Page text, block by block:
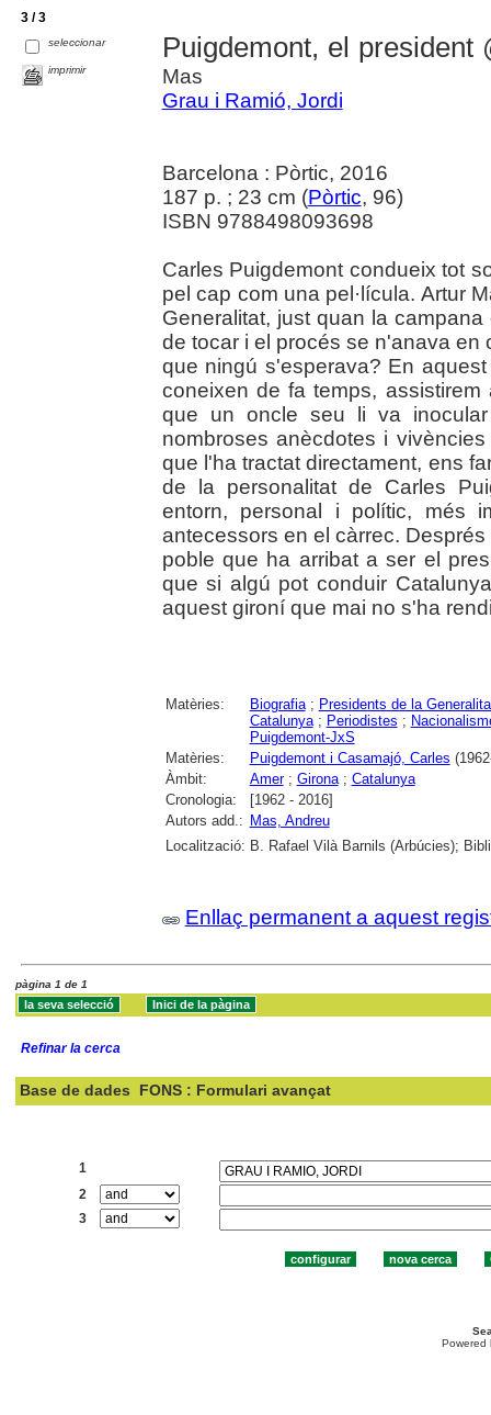
3 / 3
seleccionar
imprimir
Puigdemont, el president
Mas
Grau i Ramió, Jordi
Barcelona : Pòrtic, 2016
187 p. ; 23 cm (Pòrtic, 96)
ISBN 9788498093698
Carles Puigdemont condueix tot
pel cap com una pel·lícula. Artur
Generalitat, just quan la
de tocar i el procés se n'anava en
que ningú s'esperava? En
coneixen de fa temps,
que un oncle seu li va
nombroses anècdotes i
que l'ha tractat directament, ens
de la personalitat de Carles
entorn, personal i polític, més
antecessors en el càrrec.
poble que ha arribat a ser el
que si algú pot conduir
aquest gironí que mai no s'ha
Matèries: Biografia; Presidents de la
Catalunya; Periodistes ;
Puigdemont-JxS
Matèries:
Puigdemont i Casamajó, Carles
Àmbit:
Amer; Girona; Catalunya
Cronologia:
[1962 - 2016]
Autors add.: Mas, Andreu
Localització: B. Rafael Vilà Barnils (Arbúcies);
Enllaç permanent a aquest
pàgina 1 de 1
Refinar la cerca
Base de dades FONS : Formulari avançat
1
2
3
Powered